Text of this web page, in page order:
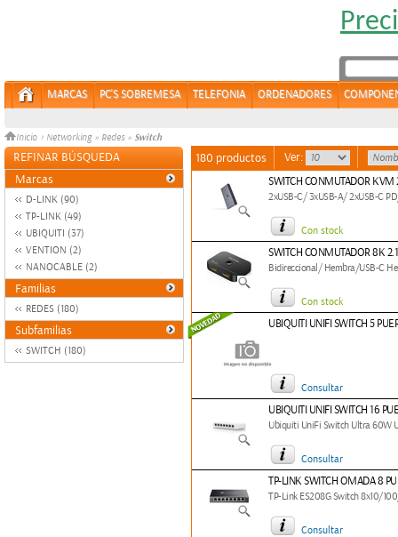
MARCAS PC'S SOBREMESA TELEFONIA ORDENADORES
Inicio > Networking» Redes » Switch
REFINAR BÚSQUEDA
Marcas
D-LINK (90)
TP-LINK (49)
UBIQUITI (37)
VENTION (2)
NANOCABLE (2)
Familias
REDES (180)
Subfamilias
SWITCH (180)
180 productos Ver:
SWITCH CONMUTADOR
2xUSB-C/ 3xUSB-A/ 2xUSB-C
Con stock
SWITCH CONMUTADOR 8K
Bidireccional/ Hembra/USB-C
Con stock
UBIQUITI UNIFI SWITCH 5
Consultar
UBIQUITI UNIFI SWITCH 16
Ubiquiti UniFi Switch Ultra 60W
Consultar
TP-LINK SWITCH OMADA 8
TP-Link ES208G Switch 8x10/
Consultar